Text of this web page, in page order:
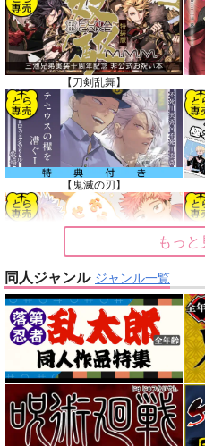
【刀剣乱舞】
【鬼滅の刃】
【呪術廻戦】
【東京卍リベンジャーズ】
もっと
同人ジャンル ジャンル一覧